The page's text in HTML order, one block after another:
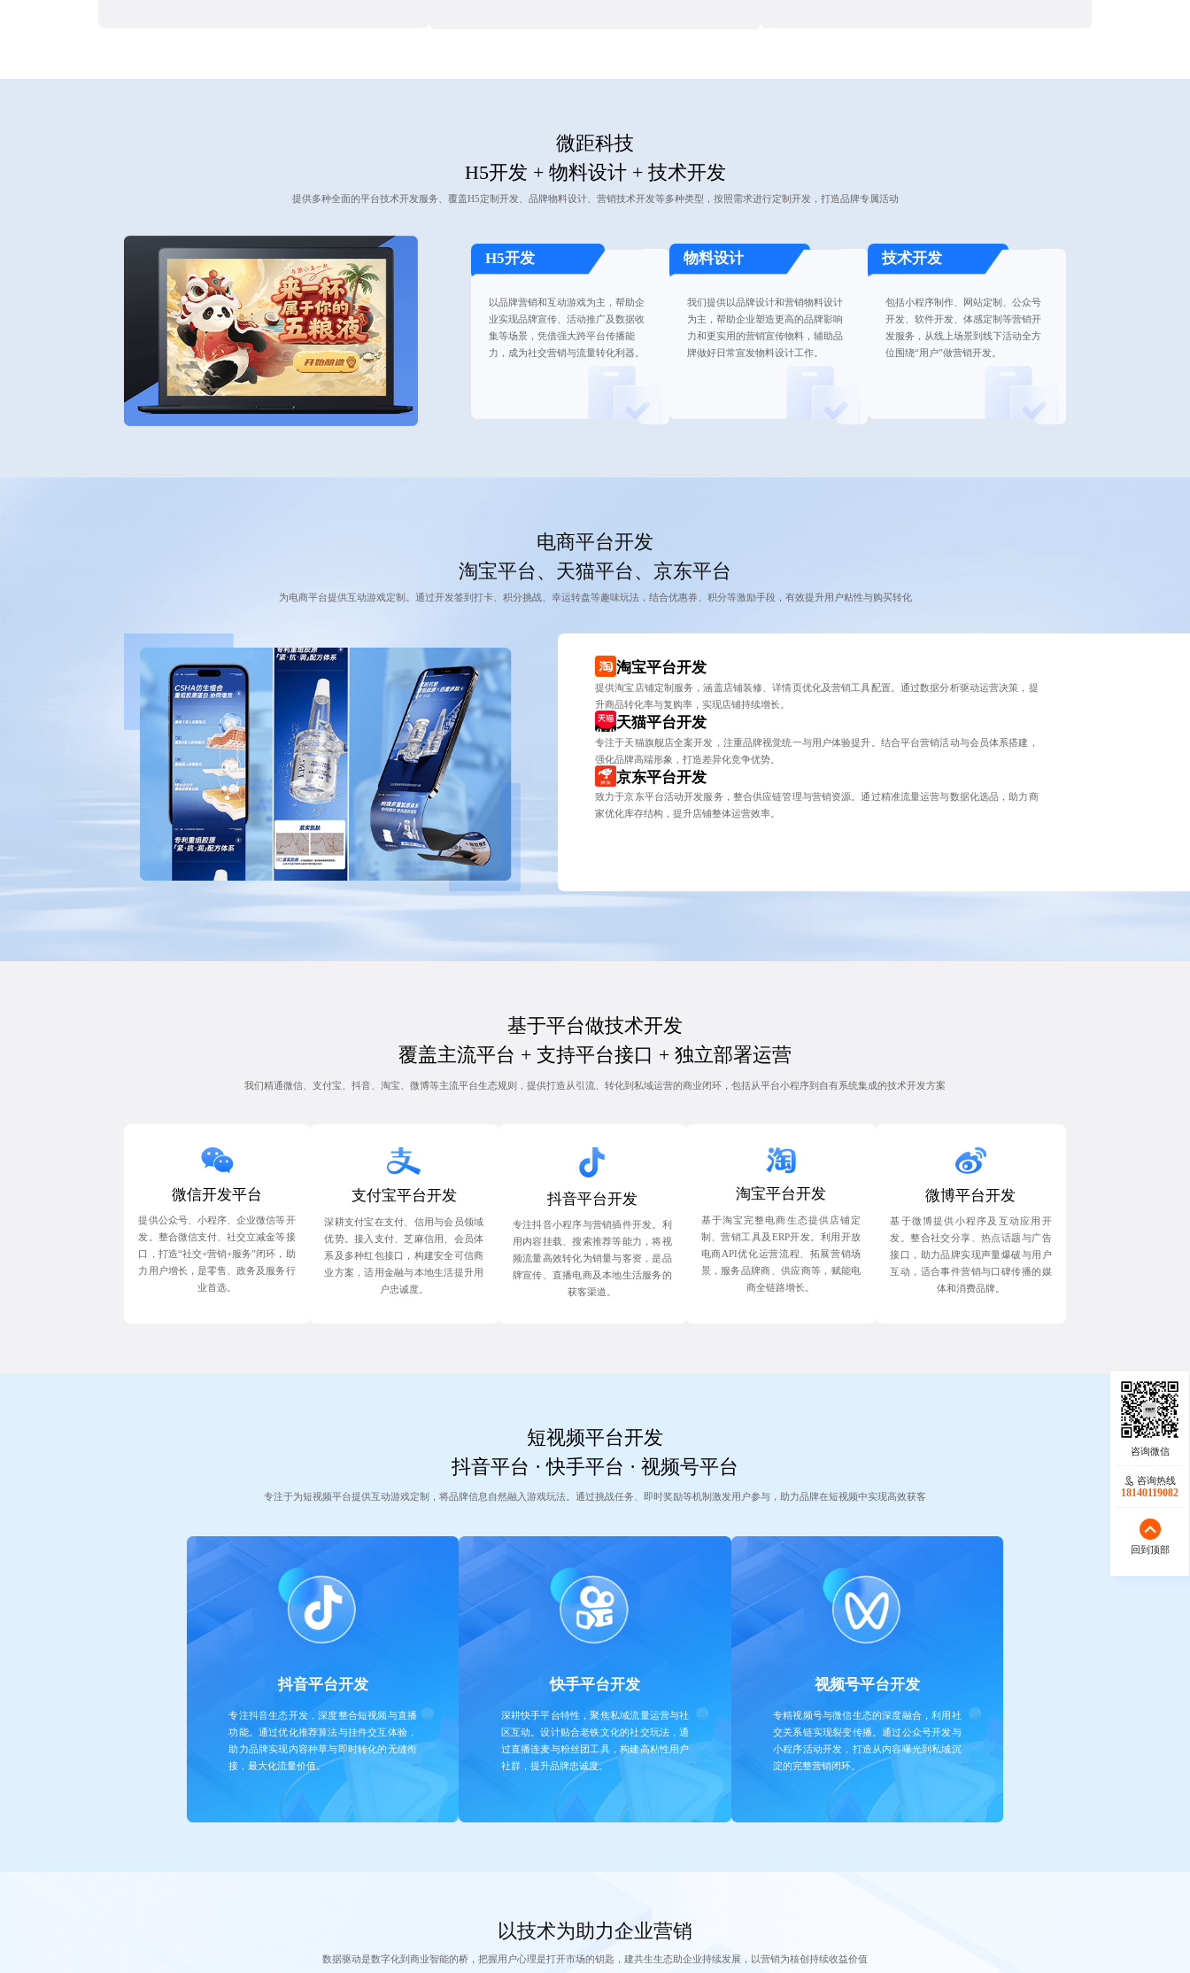
微距科技
H5开发 + 物料设计 + 技术开发
提供多种全面的平台技术开发服务、覆盖H5定制开发、品牌物料设计、营销技术开发等多种类型，按照需求进行定制开发，打造品牌专属活动
H5开发
以品牌营销和互动游戏为主，帮助企
业实现品牌宣传、活动推广及数据收
集等场景，凭借强大跨平台传播能
力，成为社交营销与流量转化利器。
物料设计
我们提供以品牌设计和营销物料设计
为主，帮助企业塑造更高的品牌影响
力和更实用的营销宣传物料，辅助品
牌做好日常宣发物料设计工作。
技术开发
包括小程序制作、网站定制、公众号
开发、软件开发、体感定制等营销开
发服务，从线上场景到线下活动全方
位围绕“用户”做营销开发。
电商平台开发
淘宝平台、天猫平台、京东平台
为电商平台提供互动游戏定制。通过开发签到打卡、积分挑战、幸运转盘等趣味玩法，结合优惠券、积分等激励手段，有效提升用户粘性与购买转化
淘宝平台开发
提供淘宝店铺定制服务，涵盖店铺装修、详情页优化及营销工具配置。通过数据分析驱动运营决策，提
升商品转化率与复购率，实现店铺持续增长。
天猫平台开发
专注于天猫旗舰店全案开发，注重品牌视觉统一与用户体验提升。结合平台营销活动与会员体系搭建，
强化品牌高端形象，打造差异化竞争优势。
京东平台开发
致力于京东平台活动开发服务，整合供应链管理与营销资源。通过精准流量运营与数据化选品，助力商
家优化库存结构，提升店铺整体运营效率。
基于平台做技术开发
覆盖主流平台 + 支持平台接口 + 独立部署运营
我们精通微信、支付宝、抖音、淘宝、微博等主流平台生态规则，提供打造从引流、转化到私域运营的商业闭环，包括从平台小程序到自有系统集成的技术开发方案
微信开发平台
提供公众号、小程序、企业微信等开
发。整合微信支付、社交立减金等接
口，打造“社交+营销+服务”闭环，助
力用户增长，是零售、政务及服务行
业首选。
支付宝平台开发
深耕支付宝在支付、信用与会员领域
优势。接入支付、芝麻信用、会员体
系及多种红包接口，构建安全可信商
业方案，适用金融与本地生活提升用
户忠诚度。
抖音平台开发
专注抖音小程序与营销插件开发。利
用内容挂载、搜索推荐等能力，将视
频流量高效转化为销量与客资，是品
牌宣传、直播电商及本地生活服务的
获客渠道。
淘宝平台开发
基于淘宝完整电商生态提供店铺定
制、营销工具及ERP开发。利用开放
电商API优化运营流程、拓展营销场
景，服务品牌商、供应商等，赋能电
商全链路增长。
微博平台开发
基于微博提供小程序及互动应用开
发。整合社交分享、热点话题与广告
接口，助力品牌实现声量爆破与用户
互动，适合事件营销与口碑传播的媒
体和消费品牌。
短视频平台开发
抖音平台 · 快手平台 · 视频号平台
专注于为短视频平台提供互动游戏定制，将品牌信息自然融入游戏玩法。通过挑战任务、即时奖励等机制激发用户参与，助力品牌在短视频中实现高效获客
抖音平台开发
专注抖音生态开发，深度整合短视频与直播
功能。通过优化推荐算法与挂件交互体验，
助力品牌实现内容种草与即时转化的无缝衔
接，最大化流量价值。
快手平台开发
深耕快手平台特性，聚焦私域流量运营与社
区互动。设计贴合老铁文化的社交玩法，通
过直播连麦与粉丝团工具，构建高粘性用户
社群，提升品牌忠诚度。
视频号平台开发
专精视频号与微信生态的深度融合，利用社
交关系链实现裂变传播。通过公众号开发与
小程序活动开发，打造从内容曝光到私域沉
淀的完整营销闭环。
以技术为助力企业营销
数据驱动是数字化到商业智能的桥，把握用户心理是打开市场的钥匙，建共生生态助企业持续发展，以营销为核创持续收益价值
咨询热线
18140119082
回到顶部